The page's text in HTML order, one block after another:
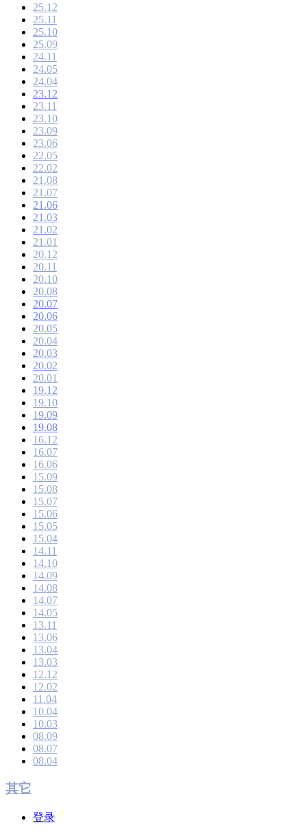
25.12
25.11
25.10
25.09
24.11
24.05
24.04
23.12
23.11
23.10
23.09
23.06
22.05
22.02
21.08
21.07
21.06
21.03
21.02
21.01
20.12
20.11
20.10
20.08
20.07
20.06
20.05
20.04
20.03
20.02
20.01
19.12
19.10
19.09
19.08
16.12
16.07
16.06
15.09
15.08
15.07
15.06
15.05
15.04
14.11
14.10
14.09
14.08
14.07
14.05
13.11
13.06
13.04
13.03
12.12
12.02
11.04
10.04
10.03
08.09
08.07
08.04
其它
登录